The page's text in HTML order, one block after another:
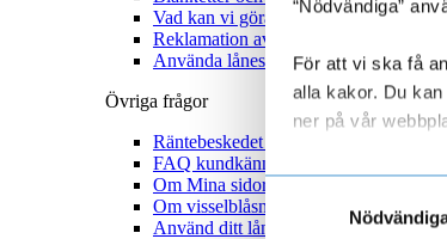
“Nödvändiga”
För att vi ska få
alla kakor. Du
ner på vår
Läs mer om hur
Samtyckesval
Vad kan vi göra bättre
Reklamation avbetalningsköp
Använda låneskyddet
Övriga frågor
Räntebeskedet 2025
FAQ kundkännedom
Om Mina sidor
Om visselblåsning
Använd ditt låneskydd